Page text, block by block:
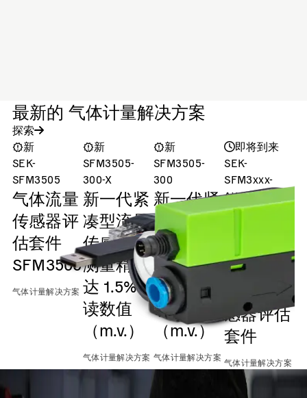
最新的 气体计量解决方案
探索
新
SEK-
SFM3505
气体流量
传感器评
估套件
SFM3505
气体计量解决方案
新
SFM3505-
300-X
新一代紧
凑型流量
传感器，
测量精度
达 1.5%
读数值
（m.v.）
气体计量解决方案
新
SFM3505-
300
新一代紧
凑型流量
传感器，
测量精度
达 2.3%
读数值
（m.v.）
气体计量解决方案
即将到来
SEK-
SFM3xxx-
AW/D
Evaluation
SFM3xxx-
AW/D气
体流量传
感器评估
套件
气体计量解决方案